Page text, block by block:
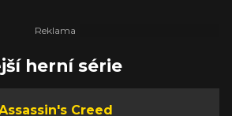
herní série
Creed